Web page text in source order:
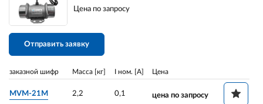
Цена по запросу
Отправить заявку
заказной шифр Масса [кг] I ном. [A] Цена
MVM-21M 2,2 0,1 цена по запросу